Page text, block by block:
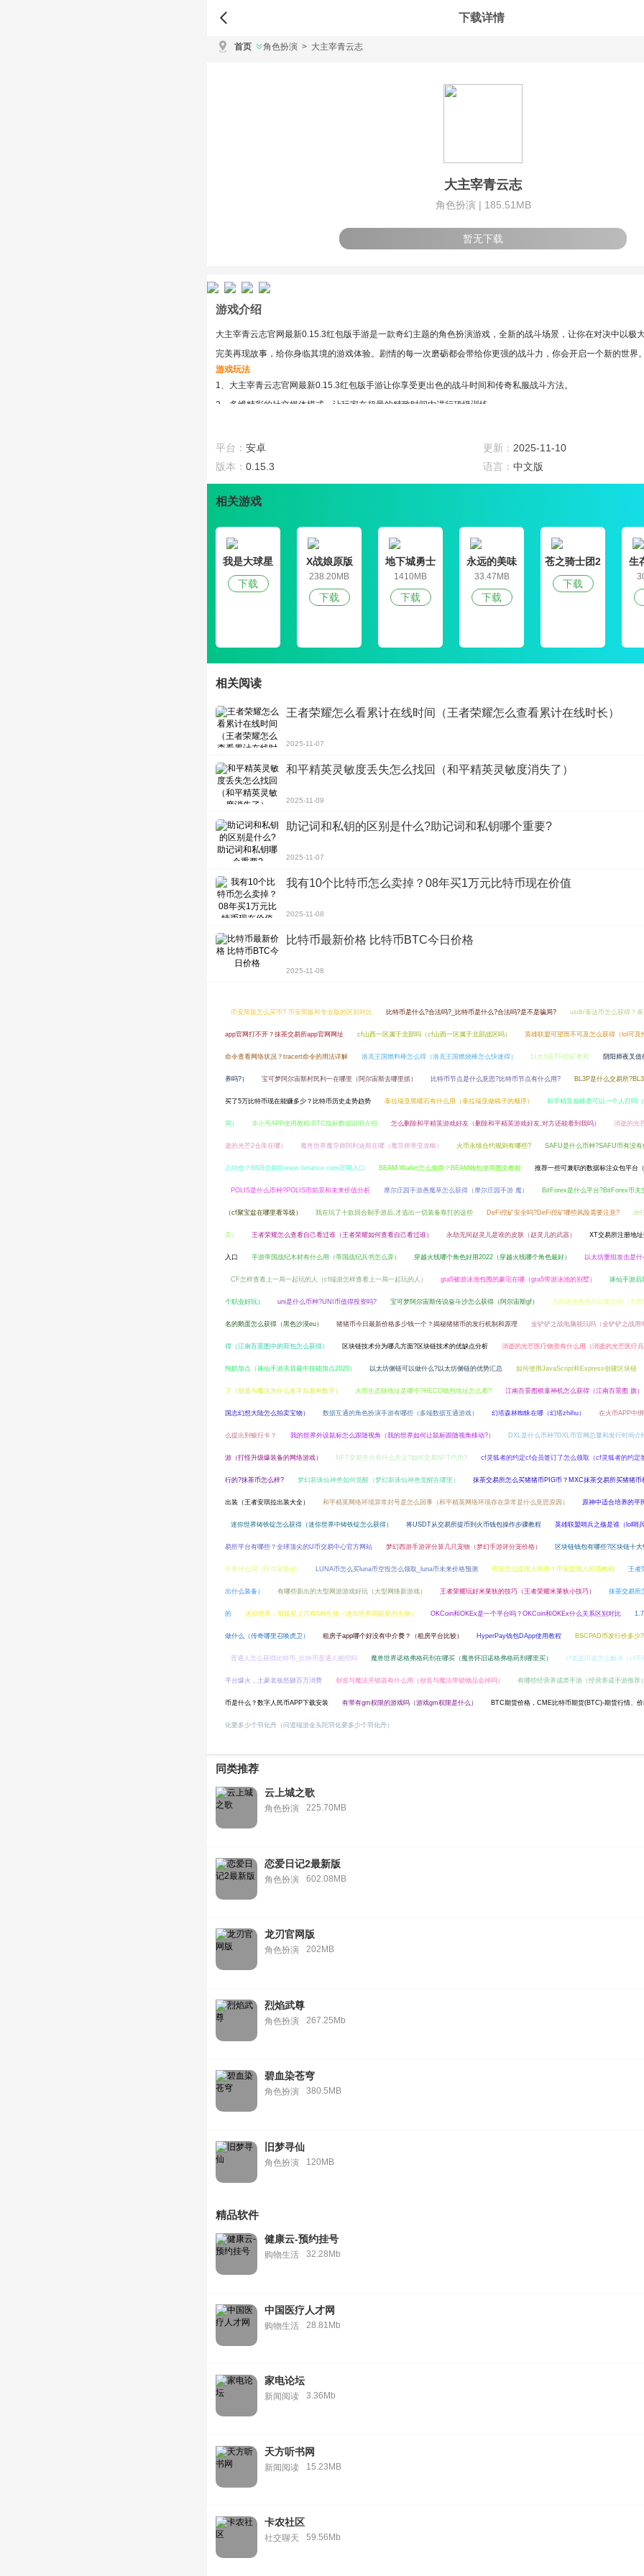
下载详情
首页 角色扮演 > 大主宰青云志
大主宰青云志
角色扮演 | 185.51MB
暂无下载
游戏介绍
大主宰青云志官网最新0.15.3红包版手游是一款奇幻主题的角色扮演游戏，全新的战斗场景，让你在对决中以极
完美再现故事，给你身临其境的游戏体验。剧情的每一次磨砺都会带给你更强的战斗力，你会开启一个新的世界
游戏玩法
1、大主宰青云志官网最新0.15.3红包版手游让你享受更出色的战斗时间和传奇私服战斗方法。
2、多维精彩的社交媒体模式，让玩家在超量的精致时间内进行顶级训练。
4、掌握至尊剑诀，成为沐源剑道传人，徜徉江湖，在心房中享受武林梦想。
游戏特色
2、好玩的休闲挂机游戏。
4、精致精致的屏幕设计。
游戏评测
大主宰青云志官网最新0.15.3红包版手游有独特的轻功玩法，不同职业也有自己专属的武器，可以在空中飞翔，
时尚和华丽的技巧在全屏上发布，给玩家带来了终极的视觉享受。
平台： 安卓 更新： 2025-11-10
版本： 0.15.3 语言： 中文版
相关游戏
我是大球星
下载
X战娘原版
238.20MB
下载
地下城勇士
官网版
1410MB
下载
永远的美味
星球4破解版
33.47MB
下载
苍之骑士团2
下载
生
相关阅读
王者荣耀怎么看累计在线时间（王者荣耀怎么查看累计在线时长）
2025-11-07
和平精英灵敏度丢失怎么找回（和平精英灵敏度消失了）
2025-11-09
助记词和私钥的区别是什么?助记词和私钥哪个重要?
2025-11-07
我有10个比特币怎么卖掉？08年买1万元比特币现在价值
2025-11-08
比特币最新价格 比特币BTC今日价格
2025-11-08
币安简版怎么买币? 币安简版和专业版的区别对比 比特币是什么?合法吗?_比特币是什么?合法吗?是不是骗局? usdt/泰达币怎么获得？
app官网打不开？抹茶交易所app官网网址 cf山西一区属于北部吗（cf山西一区属于北部战区吗） 英雄联盟可望而不可及怎么获得（lol可及
命令查看网络状况？tracert命令的用法详解 洛克王国燃料棒怎么得（洛克王国燃烧棒怎么快速得） 以太坊ETH挖矿教程 阴阳师夜叉
养吗?） 宝可梦阿尔宙斯村民利一在哪里（阿尔宙斯去哪里抓） 比特币节点是什么意思?比特币节点有什么用? BL3P是什么交易所
买了5万比特币现在能赚多少？比特币历史走势趋势 泰拉瑞亚黑曜石有什么用（泰拉瑞亚做稿子的顺序） 和平精英巅峰赛可以一个人打吗
局） 非小号APP使用教程:BTC指标数据说明介绍 怎么删除和平精英游戏好友（删除和平精英游戏好友,对方还能看到我吗） 消逝的光
逝的光芒2仓库在哪） 魔兽世界魔导师阿利迪斯在哪（魔导师蒂亚攻略） 火币永续合约规则有哪些? SAFU是什么币种?SAFU币有没有
点特色？BNB交易所www.binance.com官网入口 BEAM Wallet怎么使用？BEAM钱包使用图文教程 推荐一些可兼职的数据标注众包平台
POLIS是什么币种?POLIS币前景和未来价值分析 摩尔庄园手游愚魔草怎么获得（摩尔庄园手游 魔） BitForex是什么平台?BitForex币夫
（cf聚宝盆在哪里看等级） 我在玩了十款回合制手游后,才选出一切装备靠打的这些 DeFi挖矿安全吗?DeFi挖矿哪些风险需要注意? dnf
弄） 王者荣耀怎么查看自己看过谁（王者荣耀如何查看自己看过谁） 永劫无间赵灵儿是谁的皮肤（赵灵儿的武器） XT交易所注册地
入口 手游帝国战纪木材有什么用（帝国战纪兵书怎么弄） 穿越火线哪个角色好用2022（穿越火线哪个角色最好） 以太坊重组攻击是
CF怎样查看上一局一起玩的人（cf端游怎样查看上一局一起玩的人） gta5被游泳池包围的豪宅在哪（gta5带游泳池的别墅） 诛仙手游后
个职业好玩） uni是什么币种?UNI币值得投资吗? 宝可梦阿尔宙斯传说奋斗沙怎么获得（阿尔宙斯gf） 无期迷途角色可以重生吗（无
名的鹅蛋怎么获得（黑色沙漠eu） 猪猪币今日最新价格多少钱一个？揭秘猪猪币的发行机制和原理 金铲铲之战电脑能玩吗（金铲铲之战用
得（江南百景图中的荷包怎么获得） 区块链技术分为哪几方面?区块链技术的优缺点分析 消逝的光芒医疗物资有什么用（消逝的光芒医疗
纯奶加点（诛仙手游天音最牛技能加点2020） 以太坊侧链可以做什么?以太坊侧链的优势汇总 如何使用JavaScript和Express创建区块链
了（创造与魔法为什么名字后面有数字） 火币生态链地址是哪个?HECO钱包地址怎么看? 江南百景图棋童神机怎么获得（江南百景图 旗）
国志幻想大陆怎么拍卖宝物） 数据互通的角色扮演手游有哪些（多端数据互通游戏） 幻塔森林蜘蛛在哪（幻塔zhihu） 在火币APP中
么提出到银行卡？ 我的世界外设鼠标怎么跟随视角（我的世界如何让鼠标跟随视角移动?） DXL是什么币种?DXL币官网总量和发行时间介
游（打怪升级爆装备的网络游戏） NFT交易平台有什么意义?如何交易NFT代币? cf灵狐者的约定cf会员签订了怎么领取（cf灵狐者的约定
行的?抹茶币怎么样? 梦幻新诛仙神兽如何觉醒（梦幻新诛仙神兽觉醒在哪里） 抹茶交易所怎么买猪猪币PIG币？MXC抹茶交易所买猪猪币
出装（王者安琪拉出装大全） 和平精英网络环境异常封号是怎么回事（和平精英网络环境存在异常是什么意思原因） 原神中适合培养的平
迷你世界铸铁锭怎么获得（迷你世界中铸铁锭怎么获得） 将USDT从交易所提币到火币钱包操作步骤教程 英雄联盟哨兵之殇是谁（lol哨
易所平台有哪些？全球顶尖的U币交易中心官方网站 梦幻西游手游评分算几只宠物（梦幻手游评分宠价格） 区块链钱包有哪些?区块链十
片有什么用（阿尔宙斯gf） LUNA币怎么买luna币空投怎么领取_luna币未来价格预测 币安怎么提现人民币？币安提现人民币教程 王者
出什么装备） 有哪些新出的大型网游游戏好玩（大型网络新游戏） 王者荣耀玩好米莱狄的技巧（王者荣耀米莱狄小技巧） 抹茶交易所
的 迷你世界：萌眼星上只有5种生物（迷你世界萌眼星的生物） OKCoin和OKEx是一个平台吗？OKCoin和OKEx什么关系区别对比
做什么（传奇哪里召唤虎卫） 租房子app哪个好没有中介费？（租房平台比较） HyperPay钱包DApp使用教程 BSCPAD币发行价多少
普通人怎么获得比特币_比特币普通人能挖吗 魔兽世界诺格弗格药剂在哪买（魔兽怀旧诺格弗格药剂哪里买） cf老是闪退怎么解决（cf不
平台爆火，土豪老板怒砸百万消费 创造与魔法开锁器有什么用（创造与魔法带锁物品会掉吗） 有哪些经营养成类手游（经营养成手游推荐
币是什么？数字人民币APP下载安装 有带有gm权限的游戏吗（游戏gm权限是什么） BTC期货价格，CME比特币期货(BTC)-期货行情、
化要多少个羽化丹（问道端游金头陀羽化要多少个羽化丹）
同类推荐
云上城之歌
角色扮演 225.70MB
恋爱日记2最新版
角色扮演 602.08MB
龙刃官网版
角色扮演 202MB
烈焰武尊
角色扮演 267.25Mb
碧血染苍穹
角色扮演 380.5MB
旧梦寻仙
角色扮演 120MB
精品软件
健康云-预约挂号
购物生活 32.28Mb
中国医疗人才网
购物生活 28.81Mb
家电论坛
新闻阅读 3.36Mb
天方听书网
新闻阅读 15.23MB
卡农社区
社交聊天 59.56Mb